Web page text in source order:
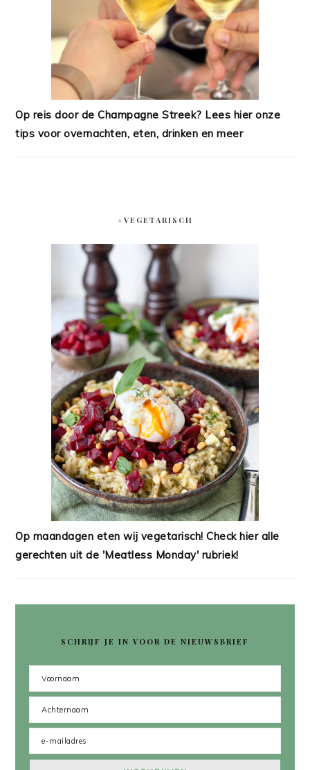
Op reis door de Champagne Streek? Lees hier onze
tips voor overnachten, eten, drinken en meer
#VEGETARISCH
Op maandagen eten wij vegetarisch! Check hier alle
gerechten uit de 'Meatless Monday' rubriek!
SCHRIJF JE IN VOOR DE NIEUWSBRIEF